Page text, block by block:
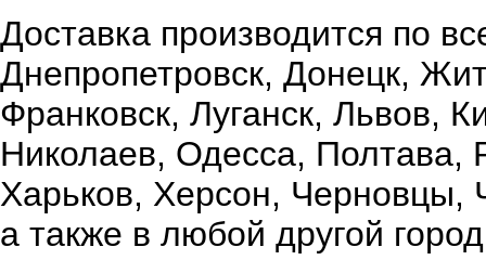
Доставка производится по
Днепропетровск, Донецк,
Франковск, Луганск, Львов,
Николаев, Одесса,
Харьков, Херсон, Черновцы,
а также в любой другой